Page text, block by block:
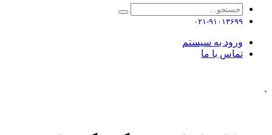
۰۲۱-۹۱۰۱۳۶۹۹
ورود به سیستم
تماس با ما
`